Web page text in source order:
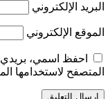
البريد الإلكتروني
الموقع الإلكتروني
احفظ اسمي، بريدي
المتصفح لاستخدامها